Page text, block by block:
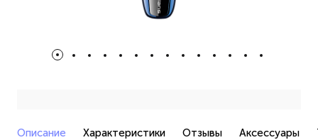
Описание Характеристики Отзывы Аксессуары